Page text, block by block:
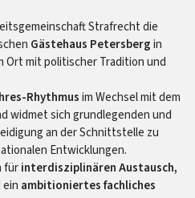
Strafrecht die
Gästehaus Petersbergin
Ort mit politischer Tradition und
Rhythmusim Wechsel mit dem
widmet sich grundlegenden und
an der Schnittstelle zu
Entwicklungen.
fürinterdisziplinären Austausch,
ein ambitioniertes fachliches